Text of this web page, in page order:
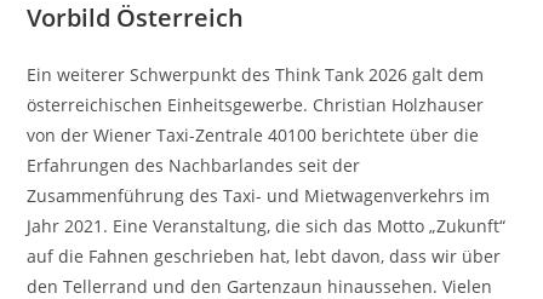
Vorbild Österreich
Ein weiterer Schwerpunkt des Think Tank 2026 galt dem
österreichischen Einheitsgewerbe. Christian Holzhauser
von der Wiener Taxi-Zentrale 40100 berichtete über die
Erfahrungen des Nachbarlandes seit der
Zusammenführung des Taxi- und Mietwagenverkehrs im
Jahr 2021. Eine Veranstaltung, die sich das Motto „Zukunft“
auf die Fahnen geschrieben hat, lebt davon, dass wir über
den Tellerrand und den Gartenzaun hinaussehen. Vielen